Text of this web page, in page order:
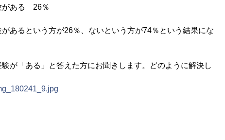
がある 26％
あるという方が26％、ないという方が74％という結果にな
が「ある」と答えた方にお聞きします。どのように解決し